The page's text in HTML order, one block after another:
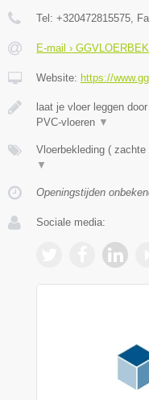
Tel: +320472815575,
E-mail ›
Website: https://
laat je vloer leggen
PVC-vloeren ▼
Vloerbekleding (
▼
Openingstijden
Sociale media: